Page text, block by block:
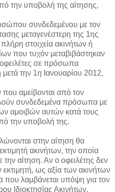
την υποβολή της αίτησης,
συνδεδεμένου με τον
μεταγενέστερη της 1ης
στοιχεία ακινήτων ή
που τυχόν μεταβιβάστηκαν
σε πρόσωπα
την 1η Ιανουαρίου 2012,
αμείβονται από τον
συνδεδεμένα πρόσωπα με
αμοιβών αυτών κατά τους
την υποβολή της.
στην αίτηση θα
ακινήτων, την οποία
αίτηση. Αν ο οφειλέτης δεν
ως αξία των ακινήτων
που λαμβάνεται υπόψη για τον
Ιδιοκτησίας Ακινήτων.